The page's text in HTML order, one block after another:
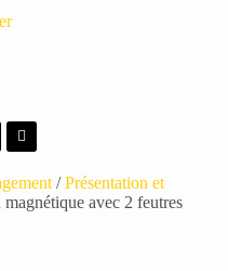
/Présentation et
magnétique avec 2 feutres